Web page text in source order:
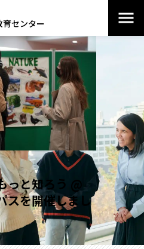
育センター
と知ろう @
スを開催しまし